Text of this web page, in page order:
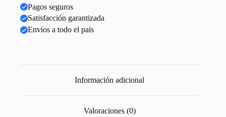
Pagos seguros
Satisfacción garantizada
Envios a todo el pais
Información adicional
Valoraciones (0)